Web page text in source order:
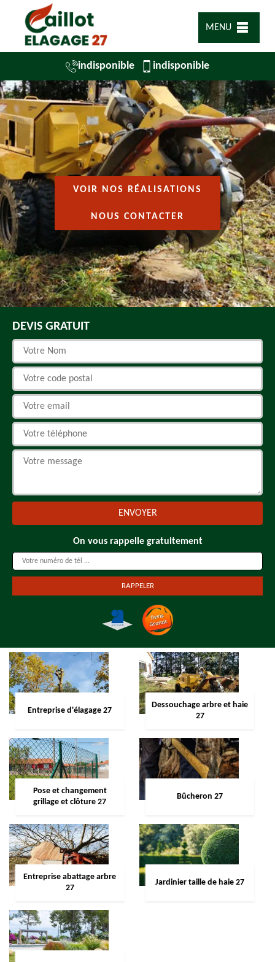
MENU
indisponible indisponible
VOIR NOS RÉALISATIONS
NOUS CONTACTER
DEVIS GRATUIT
On vous rappelle gratuitement
Entreprise d'élagage 27
Dessouchage arbre et haie
27
Pose et changement
grillage et clôture 27
Bûcheron 27
Entreprise abattage arbre
27
Jardinier taille de haie 27